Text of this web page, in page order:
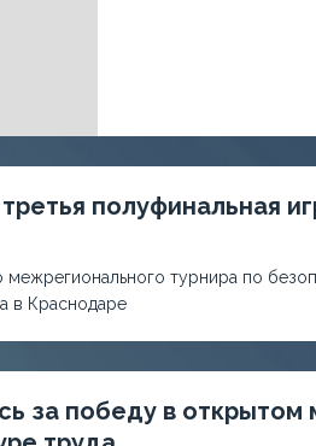
полуфинальная
межрегионального турнира по
в Краснодаре
за победу в